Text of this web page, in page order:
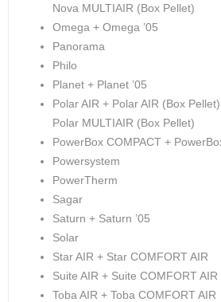
Nova MULTIAIR (Box Pellet)
Omega + Omega ’05
Panorama
Philo
Planet + Planet ’05
Polar AIR + Polar AIR (Box
Polar MULTIAIR (Box Pellet)
PowerBox COMPACT +
Powersystem
PowerTherm
Sagar
Saturn + Saturn ’05
Solar
Star AIR + Star COMFORT AIR
Suite AIR + Suite COMFORT AIR
Toba AIR + Toba COMFORT AIR